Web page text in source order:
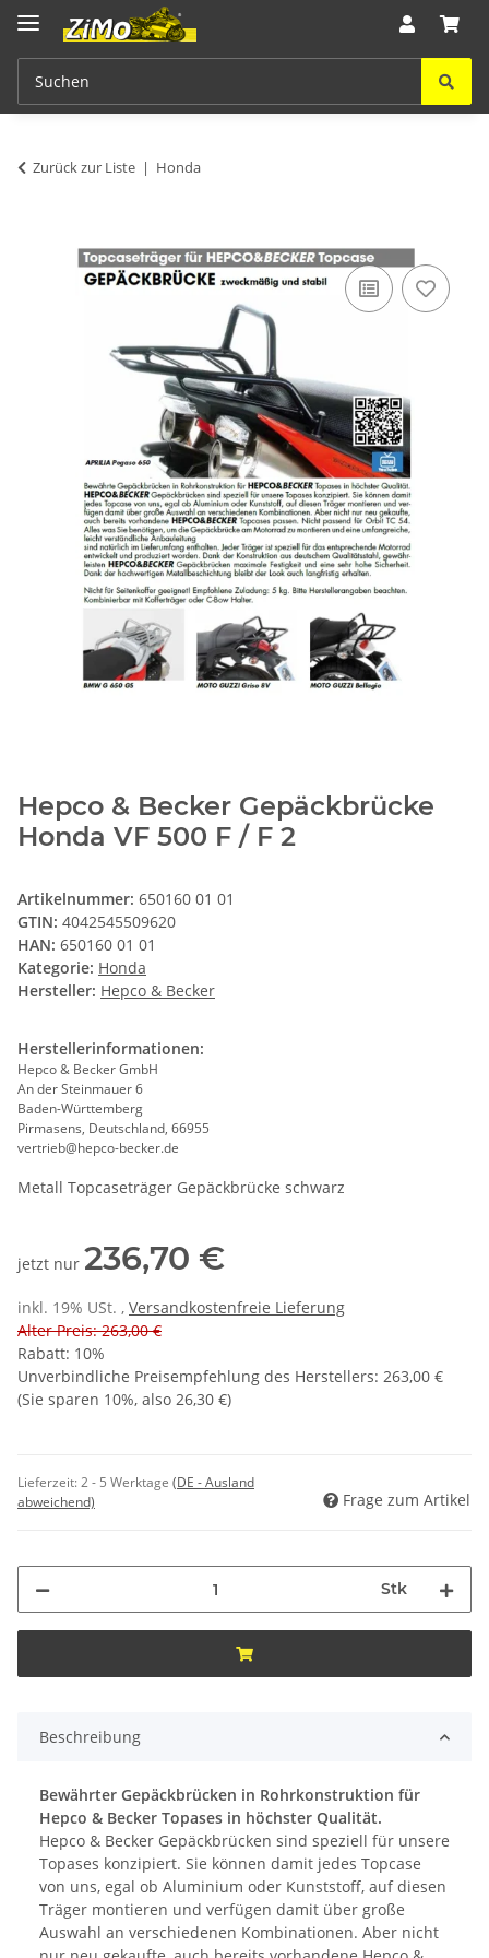
Zurück zur Liste Honda
Hepco & Becker Gepäckbrücke
Honda VF 500 F / F 2
Artikelnummer: 650160 01 01
GTIN: 4042545509620
HAN: 650160 01 01
Kategorie: Honda
Hersteller: Hepco & Becker
Herstellerinformationen:
Hepco & Becker GmbH
An der Steinmauer 6
Baden-Württemberg
Pirmasens, Deutschland, 66955
vertrieb@hepco-becker.de
Metall Topcaseträger Gepäckbrücke schwarz
jetzt nur 236,70 €
inkl. 19% USt. , Versandkostenfreie Lieferung
Alter Preis: 263,00 €
Rabatt: 10%
Unverbindliche Preisempfehlung des Herstellers: 263,00 €
(Sie sparen 10%, also 26,30 €)
Lieferzeit:2 - 5 Werktage (DE - Ausland
abweichend)
Frage zum Artikel
Stk
Beschreibung
Bewährter Gepäckbrücken in Rohrkonstruktion für
Hepco & Becker Topases in höchster Qualität.
Hepco & Becker Gepäckbrücken sind speziell für unsere
Topases konzipiert. Sie können damit jedes Topcase
von uns, egal ob Aluminium oder Kunststoff, auf diesen
Träger montieren und verfügen damit über große
Auswahl an verschiedenen Kombinationen. Aber nicht